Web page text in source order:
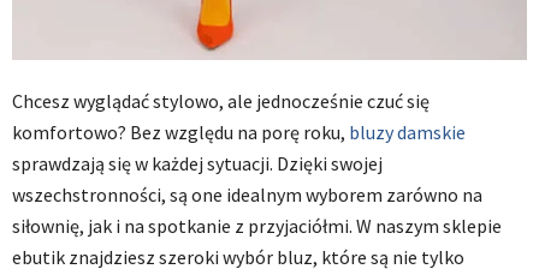
Chcesz wyglądać stylowo, ale jednocześnie czuć się
komfortowo? Bez względu na porę roku, bluzy damskie
sprawdzają się w każdej sytuacji. Dzięki swojej
wszechstronności, są one idealnym wyborem zarówno na
siłownię, jak i na spotkanie z przyjaciółmi. W naszym sklepie
ebutik znajdziesz szeroki wybór bluz, które są nie tylko